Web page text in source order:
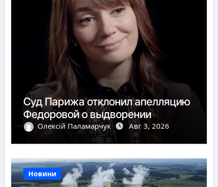
Суд Парижа отклонил апелляцию
Федоровой о выдворении
Олексій Паламарчук Авг 3, 2026
Новини